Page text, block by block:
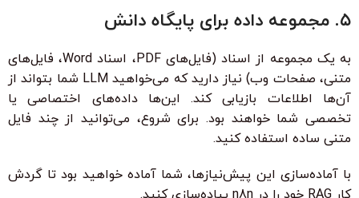
۵. مجموعه داده برای پایگاه دانش
به یک مجموعه از اسناد (فایل‌های PDF، اسناد Word، فایل‌های
متنی، صفحات وب) نیاز دارید که می‌خواهید LLM شما بتواند از
آن‌ها اطلاعات بازیابی کند. این‌ها داده‌های اختصاصی یا
تخصصی شما خواهند بود. برای شروع، می‌توانید از چند فایل
متنی ساده استفاده کنید.
با آماده‌سازی این پیش‌نیازها، شما آماده خواهید بود تا گردش